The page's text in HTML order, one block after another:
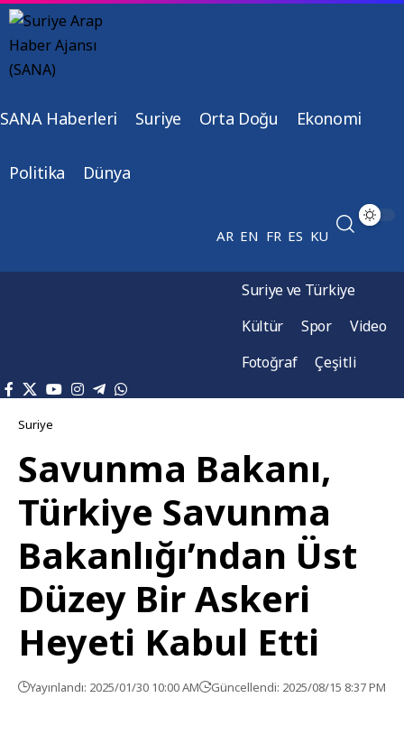
SANA Haberleri Suriye Orta Doğu Ekonomi
Politika Dünya
AR EN FR ES KU
Suriye ve Türkiye
Kültür
Spor
Video
Fotoğraf
Çeşitli
Suriye
Savunma Bakanı,
Türkiye Savunma
Bakanlığı’ndan Üst
Düzey Bir Askeri
Heyeti Kabul Etti
Yayınlandı: 2025/01/30 10:00 AM Güncellendi: 2025/08/15 8:37 PM